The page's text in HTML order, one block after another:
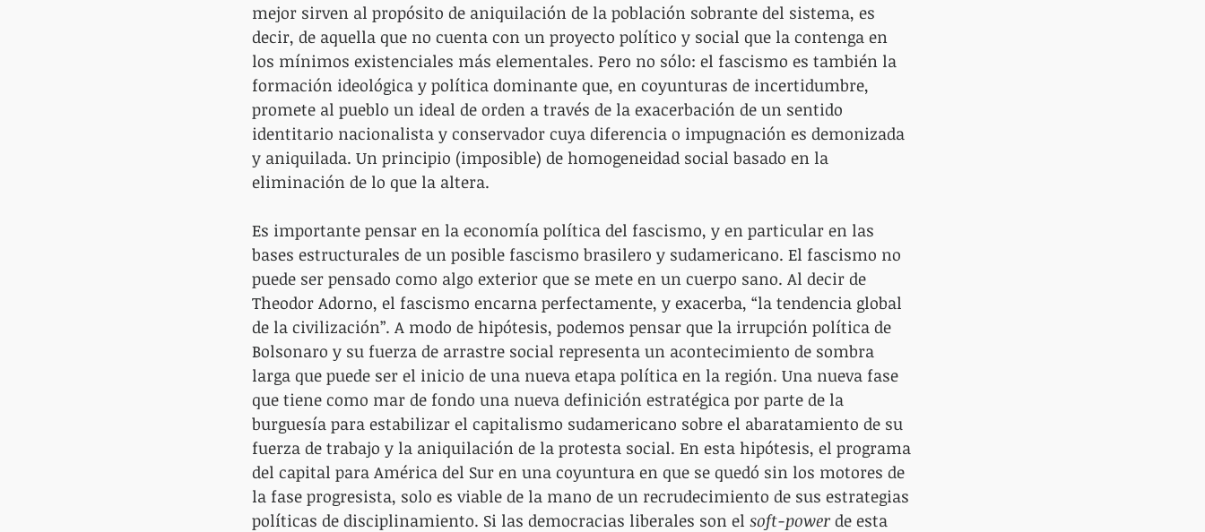
mejor sirven al propósito de aniquilación de la población sobrante del sistema, es
decir, de aquella que no cuenta con un proyecto político y social que la contenga en
los mínimos existenciales más elementales. Pero no sólo: el fascismo es también la
formación ideológica y política dominante que, en coyunturas de incertidumbre,
promete al pueblo un ideal de orden a través de la exacerbación de un sentido
identitario nacionalista y conservador cuya diferencia o impugnación es demonizada
y aniquilada. Un principio (imposible) de homogeneidad social basado en la
eliminación de lo que la altera.
Es importante pensar en la economía política del fascismo, y en particular en las
bases estructurales de un posible fascismo brasilero y sudamericano. El fascismo no
puede ser pensado como algo exterior que se mete en un cuerpo sano. Al decir de
Theodor Adorno, el fascismo encarna perfectamente, y exacerba, “la tendencia global
de la civilización”. A modo de hipótesis, podemos pensar que la irrupción política de
Bolsonaro y su fuerza de arrastre social representa un acontecimiento de sombra
larga que puede ser el inicio de una nueva etapa política en la región. Una nueva fase
que tiene como mar de fondo una nueva definición estratégica por parte de la
burguesía para estabilizar el capitalismo sudamericano sobre el abaratamiento de su
fuerza de trabajo y la aniquilación de la protesta social. En esta hipótesis, el programa
del capital para América del Sur en una coyuntura en que se quedó sin los motores de
la fase progresista, solo es viable de la mano de un recrudecimiento de sus estrategias
políticas de disciplinamiento. Si las democracias liberales son el soft-power de esta